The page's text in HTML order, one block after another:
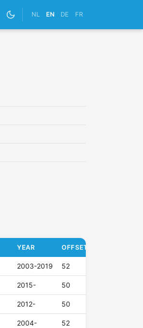
NL EN DE FR
YEAR OFFSET (ET)
2003-2019 52
2015- 50
2012- 50
2004- 52